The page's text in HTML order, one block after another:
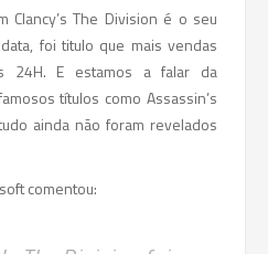
Clancy’s The Division é o seu
foi titulo que mais vendas
24H. E estamos a falar da
títulos como Assassin’s
ainda não foram revelados
comentou: